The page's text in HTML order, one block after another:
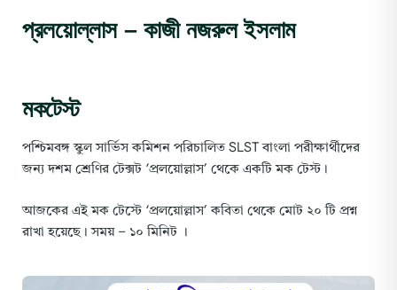
প্রলয়োল্লাস – কাজী নজরুল ইসলাম
মকটেস্ট
পশ্চিমবঙ্গ স্কুল সার্ভিস কমিশন পরিচালিত SLST বাংলা পরীক্ষার্থীদের
জন্য দশম শ্রেণির টেক্সট ‘প্রলয়োল্লাস’ থেকে একটি মক টেস্ট।
আজকের এই মক টেস্টে ‘প্রলয়োল্লাস’ কবিতা থেকে মোট ২০ টি প্রশ্ন
রাখা হয়েছে। সময় – ১০ মিনিট ।